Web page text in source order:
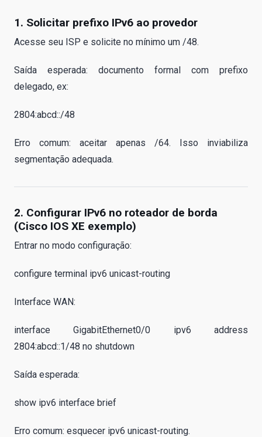
1. Solicitar prefixo IPv6 ao provedor
Acesse seu ISP e solicite no mínimo um /48.
Saída esperada: documento formal com prefixo
delegado, ex:
2804:abcd::/48
Erro comum: aceitar apenas /64. Isso inviabiliza
segmentação adequada.
2. Configurar IPv6 no roteador de borda
(Cisco IOS XE exemplo)
Entrar no modo configuração:
configure terminal ipv6 unicast-routing
Interface WAN:
interface GigabitEthernet0/0 ipv6 address
2804:abcd::1/48 no shutdown
Saída esperada:
show ipv6 interface brief
Erro comum: esquecer ipv6 unicast-routing.